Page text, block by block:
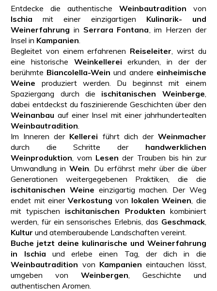
Entdecke die authentische Weinbautradition von
Ischia mit einer einzigartigen Kulinarik- und
Weinerfahrung in Serrara Fontana , im Herzen der
Insel in Kampanien
Begleitet von einem erfahrenen Reiseleiter , wirst du
eine historische Weinkellerei erkunden, in der der
berühmte Biancolella-Wein und andere einheimische
Weine produziert werden. Du beginnst mit einem
Spaziergang durch die ischitanischen Weinberge
dabei entdeckst du faszinierende Geschichten über den
Weinanbau auf einer Insel mit einer jahrhundertealten
Weinbautradition
Im Inneren der Kellerei führt dich der Weinmacher
durch die Schritte der handwerklichen
Weinproduktion , vom Lesen der Trauben bis hin zur
Umwandlung inWein . Du erfährst mehr über die über
Generationen weitergegebenen Praktiken, die die
ischitanischen Weine einzigartig machen. Der Weg
endet mit einer Verkostung von lokalen Weinen , die
mit typischen ischitanischen Produkten kombiniert
werden, für ein sensorisches Erlebnis, das Geschmack,
Kultur und atemberaubende Landschaften vereint.
Buche jetzt deine kulinarische und Weinerfahrung
in Ischia und erlebe einen Tag, der dich in die
Weinbautradition von Kampanien eintauchen lässt,
umgeben von Weinbergen , Geschichte und
authentischen Aromen.